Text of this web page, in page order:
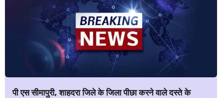
पी एस सीमापुरी, शाहदरा जिले के जिला पीछा करने वाले दस्ते के